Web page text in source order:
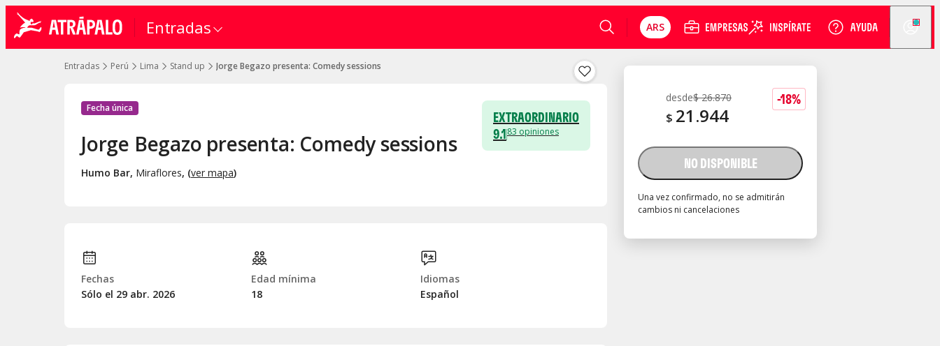
Entradas ARS
Entradas Perú Lima Stand up Jorge Begazo presenta: Comedy sessions
-18%
desde$ 26.870
$ 21.944
NO DISPONIBLE
Una vez confirmado, no se admitirán
cambios ni cancelaciones
Fecha única
Jorge Begazo presenta: Comedy sessions
Humo Bar, Miraflores, (ver mapa)
EXTRAORDINARIO
9.183 opiniones
Fechas
Sólo el 29 abr. 2026
Edad mínima
18
Idiomas
Español